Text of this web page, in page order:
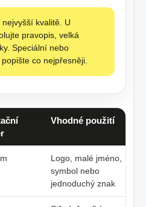
kvalitě. U
pravopis, velká
Speciální nebo
co nejpřesněji.
Vhodné použití
Logo, malé jméno,
symbol nebo
jednoduchý znak